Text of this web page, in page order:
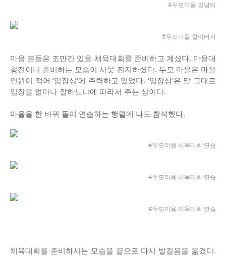
#두모마을 길냥이
#두모마을 할아버지
마을 분들은 조만간 있을 체육대회를 준비하고 계셨다. 마을대
항전이니 준비하는 모습이 사뭇 진지하셨다. 두모 마을은 마을
인원이 적어 ‘입장상’에 주력하고 있었다. ‘입장상'은 말 그대로
입장을 얼마나 잘하느냐에 따라서 주는 상이다.
마을을 한 바퀴 돌며 연습하는 행렬에 나도 참석했다.
#두모마을 체육대회 연습
#두모마을 체육대회 연습
#두모마을 체육대회 연습
체육대회를 준비하시는 모습을 끝으로 다시 발걸음을 옮겼다.